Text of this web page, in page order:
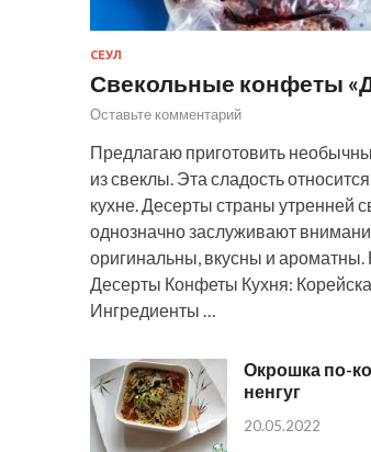
СЕУЛ
Свекольные конфеты
Оставьте комментарий
Предлагаю приготовить
из свеклы. Эта сладость
кухне. Десерты страны утренней
однозначно заслуживают
оригинальны, вкусны и ароматны.
Десерты Конфеты Кухня:
Ингредиенты …
Окрошка по-
ненгуг
20.05.2022